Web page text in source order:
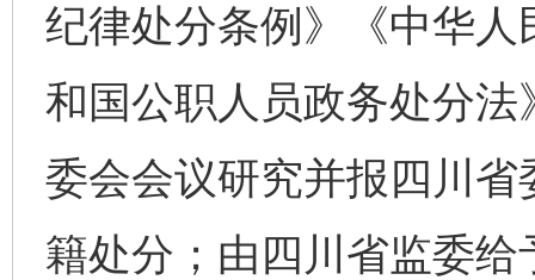
纪律处分条例》《中华
和国公职人员政务处分
委会会议研究并报四川
籍处分；由四川省监委